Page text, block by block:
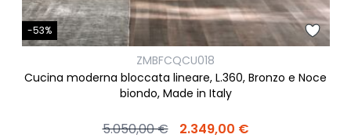
-53%
ZMBFCQCU018
Cucina moderna bloccata lineare, L.360, Bronzo e Noce
biondo, Made in Italy
5.050,00 € 2.349,00 €